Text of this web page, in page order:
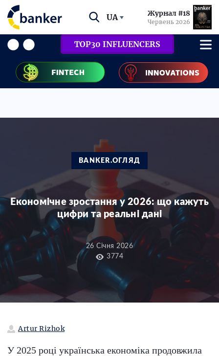
UA Журнал #18
Червень 2026
TOP30 INFLUENCERS
BANKER.ОГЛЯД
Економічне зростання у 2026: що кажуть
цифри та реальні дані
26 Січня 2026
3774
Artur Rizhok
У 2025 році українська економіка продовжила